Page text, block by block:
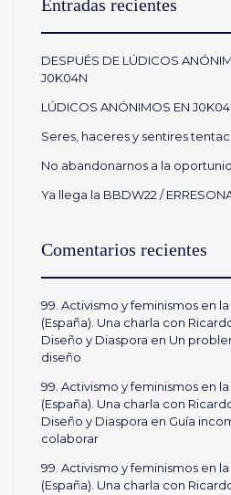
Entradas recientes
DESPUÉS DE LÚDICOS
J0K04N
LÚDICOS ANÓNIMOS EN
Seres, haceres y sentires
No abandonarnos a la
Ya llega la BBDW22 /
Comentarios recientes
99. Activismo y feminismos en
(España). Una charla con
Diseño y Diaspora en Un
diseño
99. Activismo y feminismos en
(España). Una charla con
Diseño y Diaspora en Guía
colaborar
99. Activismo y feminismos en
(España). Una charla con